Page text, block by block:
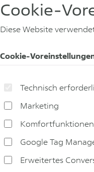
Cookie-
Diese Website
Cookie-
Technisch
Marketing
Komfortfunktionen
Google Tag
Erweitertes